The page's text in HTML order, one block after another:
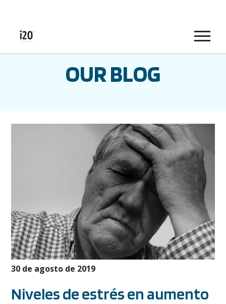
Menu
OUR BLOG
30 de agosto de 2019
Niveles de estrés en aumento